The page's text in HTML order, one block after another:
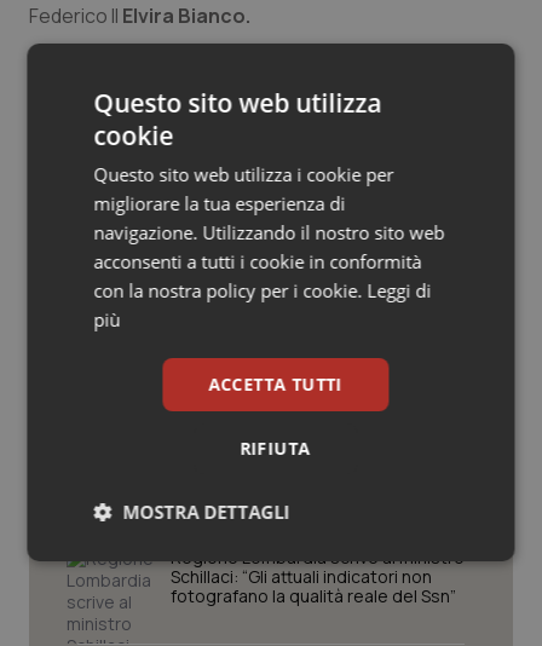
Salute orale & impianti
Sangue & coagulazione
Tiroide
Tumore al seno
Tumore ovarico
Tumori gastrointestinali
Vaccini
Federico II Elvira Bianco.
25 Settembre 2025
© Riproduzione riservata
Potrebbe interessarti in
Campania
Settimana della Scienza dello
Spallanzani: capire la ricerca per
Regione Lombardia scrive al ministro
Schillaci: “Gli attuali indicatori non
fotografano la qualità reale del Ssn”
Questo sito web utilizza
cookie
Questo sito web utilizza i cookie per
migliorare la tua esperienza di
navigazione. Utilizzando il nostro sito web
acconsenti a tutti i cookie in conformità
con la nostra policy per i cookie. Leggi di
più
ACCETTA TUTTI
RIFIUTA
MOSTRA DETTAGLI
Necessari Statistici Marketing